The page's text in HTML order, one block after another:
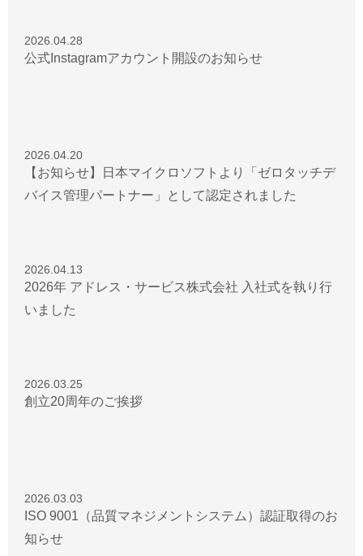
2026.04.28
公式Instagramアカウント開設のお知らせ
2026.04.20
【お知らせ】日本マイクロソフトより「ゼロタッチデ
バイス管理パートナー」として認定されました
2026.04.13
2026年 アドレス・サービス株式会社 入社式を執り行
いました
2026.03.25
創立20周年のご挨拶
2026.03.03
ISO 9001（品質マネジメントシステム）認証取得のお
知らせ